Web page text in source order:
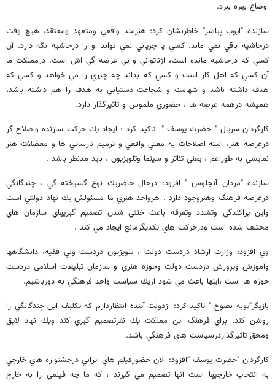
اوضاع بهره ببرد.
سازنده "ايوب پيامبر" خاطرنشان كرد: هنرمند واقعي ومتعهد ومعتقد، هيچ وقت
درحاشيه باقي نمي ماند. كسي يا جرياني نمي تواند او را درحاشيه نگه دارد. آن
كسي كه درحاشيه مانده است، ازناتواني و بي عرضه گي اش است. درمملكت ما
آن كسي كه اهل كار است و كسي كه بداند چه چيزي را مي خواهد و كسي كه
هدف داشته باشد و شهامت و شجاعت دستيابي به هدف را هم داشته باشد،
هميشه درهمه عرصه ها ، حضوري ملموس و تاثيرگذار دارد.
كارگردان سريال " حضرت يوسف " تاكيد كرد : ايجاد يك حركت سازنده واصلاح گر
درعرصه هنر، البته اصلاحات به معني واقعي و ترميم نارسايي ها و معضلات هنر
نمايشي به طوراعم ، يعني تئاتر و سينما وتلويزيون ، بايد مدنظر باشد .
سازنده "مردان آنجلوس " افزود: درحال حاضريك نوع گسيخته گي ، چندگانگي
درعرصه فرهنگ وهنروجود دارد . هرواحد هنري ما مسئولش يك نهاد دولتي است
واين پراكندگي وتشدد وتفرقه باعث خنثي شدن تصميم گيريهاي سازمان هاي
مختلف شده است ودرحركت هاي يكديگرمانع ايجاد مي كند .
وي افزود: وزارت ارشاد دردست دولت ، تلويزيون دردست ولي فقيه، دانشگاهها
وآموزش وپرورش دردست دولت وحوزه هنري و سازمان تبليغات اسلامي دردست
حوزه ها است ،اينها باعث مي شود ازيك سياست واحد فرهنگي به دورباشيم.
بازيگر"توبه نصوح " تاكيد كرد: ازدولت آينده انتظاردارم كه تكليف اين چندگانگي را
روشن كند. براي فرهنگ اين مملكت يك نفرتصميم گيري كند ويك نهاد لايق
ومحق تاثيرگذاردرسياست هاي فرهنگي باشد.
كارگردان "حضرت يوسف "افزود: الان حضورفيلم هاي ايراني درجشنواره هاي خارجي
به انتخاب خارجيها است آنها تصميم مي گيرند ، كه ما چه فيلمي را به خارج